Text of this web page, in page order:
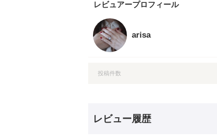
レビュアープロフィール
arisa
投稿件数
レビュー履歴